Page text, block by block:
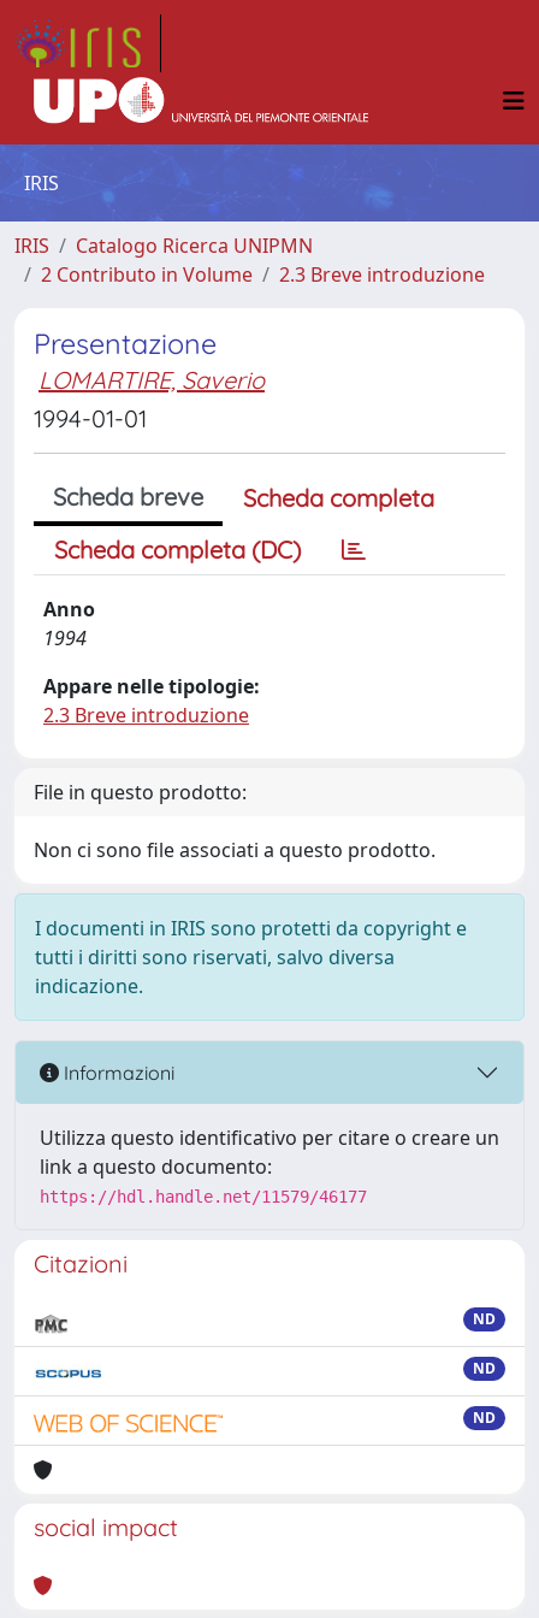
IRIS
IRIS
Catalogo Ricerca UNIPMN
2 Contributo in Volume
2.3 Breve introduzione
Presentazione
LOMARTIRE, Saverio
1994-01-01
Scheda breve
Scheda completa
Scheda completa (DC)
Anno
1994
Appare nelle tipologie:
2.3 Breve introduzione
File in questo prodotto:
Non ci sono file associati a questo prodotto.
I documenti in IRIS sono protetti da copyright e
tutti i diritti sono riservati, salvo diversa
indicazione.
Informazioni
Utilizza questo identificativo per citare o creare un
link a questo documento:
https://hdl.handle.net/11579/46177
Citazioni
ND
ND
ND
social impact